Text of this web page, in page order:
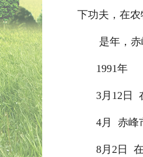
下功夫，在
是年，
1991年
3月 12 日
4月 赤峰
8月 2 日